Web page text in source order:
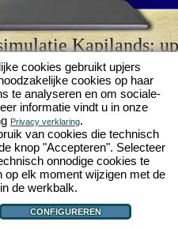
Kapilands:
van de bestebrowserspellenvan
van economiesimulaties. Het
tot "MMO van het jaar" en is
van strategische
online
opbouwen en carrière
!
cookies gebruikt upjers
cookies op haar
te analyseren en om sociale-
informatie vindt u in onze
Privacy verklaring.
van cookies die technisch
knop "Accepteren". Selecteer
onnodige cookies te
op elk moment wijzigen met de
de werkbalk.
CONFIGUREREN